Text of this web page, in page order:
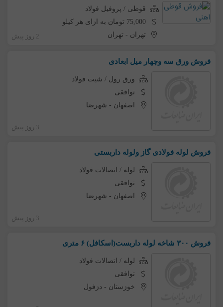
قوطی / پروفیل فولاد
75,000 تومان به ازای هر کیلو
تهران -تهران 2 روز پیش
فروش ورق سه وچهار میل ابعادی
ورق رول / شیت فولاد
توافقی
اصفهان - شهرضا
3 روز پیش
فروش لوله فولادی گاز ولوله داربستی
لوله / اتصالات فولاد
توافقی
اصفهان - شهرضا
3 روز پیش
فروش ۳۰۰ شاخه لوله داربست(اسکافل) ۶ متری
لوله / اتصالات فولاد
توافقی
خوزستان - دزفول